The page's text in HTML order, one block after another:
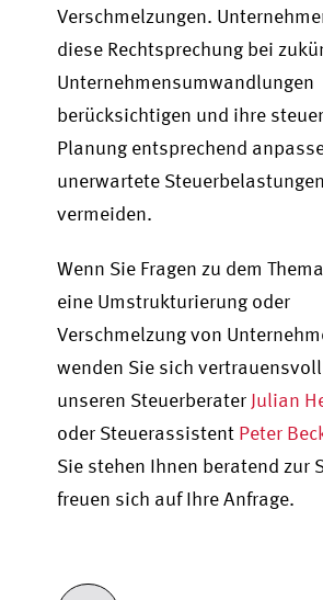
Verschmelzungen.
diese Rechtsprechung bei
Unternehmensumwandlungen
berücksichtigen und ihre
Planung entsprechend
unerwartete
vermeiden.
Wenn Sie Fragen zu dem
eine Umstrukturierung oder
Verschmelzung von
wenden Sie sich
unseren Steuerberater Julian
oder Steuerassistent Peter
Sie stehen Ihnen beratend zur
freuen sich auf Ihre Anfrage.